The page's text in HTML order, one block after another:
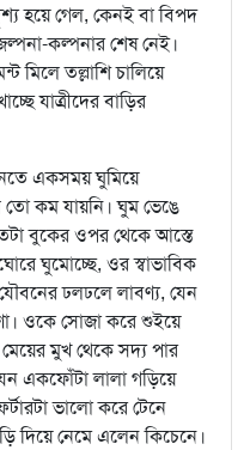
হয়ে গেল, কেনই বা বিপদ
কল্পনার শেষ নেই।
মিলে তল্লাশি চালিয়ে
যাত্রীদের বাড়ির
একসময় ঘুমিয়ে
তো কম যায়নি। ঘুম ভেঙে
বুকের ওপর থেকে আস্তে
ঘুমোচ্ছে, ওর স্বাভাবিক
ঢলঢলে লাবণ্য, যেন
ওকে সোজা করে শুইয়ে
মুখ থেকে সদ্য পার
একফোঁটা লালা গড়িয়ে
ভালো করে টেনে
দিয়ে নেমে এলেন কিচেনে।